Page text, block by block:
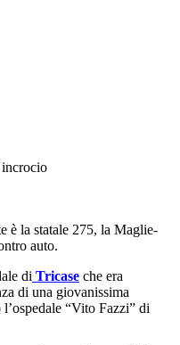
è la statale 275, la Maglie-
auto.
di Tricase che era
di una giovanissima
“Vito Fazzi” di